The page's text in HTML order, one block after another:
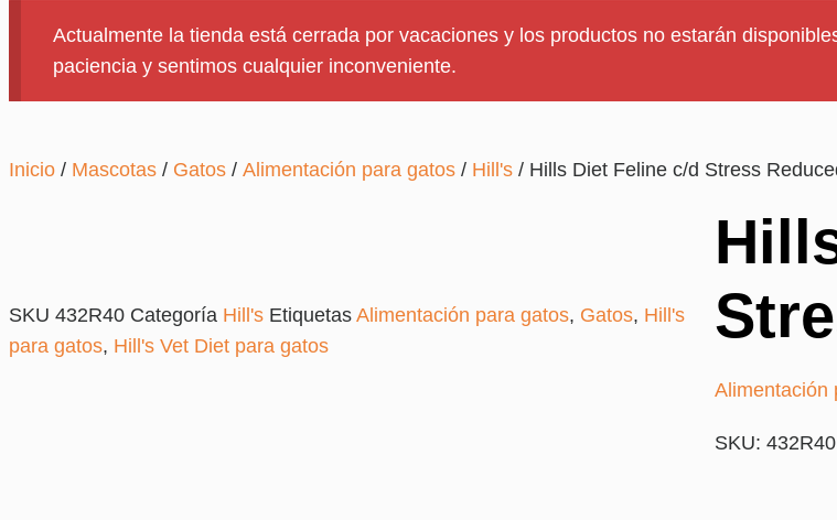
Actualmente la tienda está cerrada por vacaciones y los productos no estarán
paciencia y sentimos cualquier inconveniente.
Inicio / Mascotas / Gatos / Alimentación para gatos / Hill's / Hills Diet Feline c/d Stress
SKU 432R40 Categoría Hill's Etiquetas Alimentación para gatos, Gatos, Hill's
para gatos, Hill's Vet Diet para gatos
Alimentación
SKU: 432R40